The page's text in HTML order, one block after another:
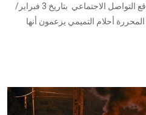
كايسالادعاءنشرت حسابات عبر مواقع التواصل الاجتماعي بتاريخ 3 فبراير/
المحررة أحلام التميمي يزعمون أنها